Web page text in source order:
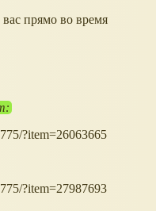
прямо во время
?item=26063665
?item=27987693